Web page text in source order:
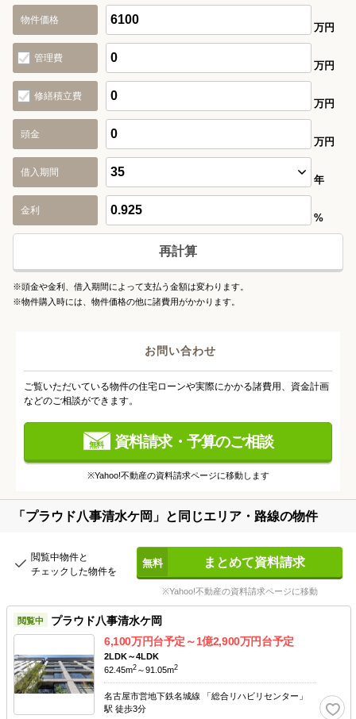
物件価格
万円
管理費
万円
修繕積立費
万円
頭金
万円
借入期間
年
金利
%
再計算
※頭金や金利、借入期間によって支払う金額は変わります。
※物件購入時には、物件価格の他に諸費用がかかります。
お問い合わせ
ご覧いただいている物件の住宅ローンや実際にかかる諸費用、資金計画
などのご相談ができます。
資料請求・予算のご相談
※Yahoo!不動産の資料請求ページに移動します
「プラウド八事清水ケ岡」 と同じエリア・路線の物件
閲覧中物件と
チェックした物件を
まとめて資料請求
※Yahoo!不動産の資料請求ページに移動
閲覧中
プラウド八事清水ケ岡
6,100万円台予定～1億2,900万円台予定
2LDK～4LDK
62.45m2 ～91.05m2
名古屋市営地下鉄名城線 「総合リハビリセンター」
駅 徒歩3分